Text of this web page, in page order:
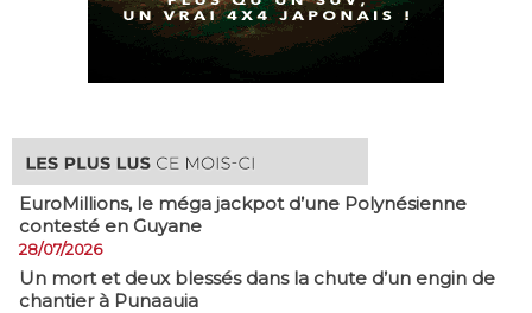
EuroMillions, ​le méga jackpot d’une Polynésienne
contesté en Guyane
28/07/2026
​Un mort et deux blessés dans la chute d’un engin de
chantier à Punaauia